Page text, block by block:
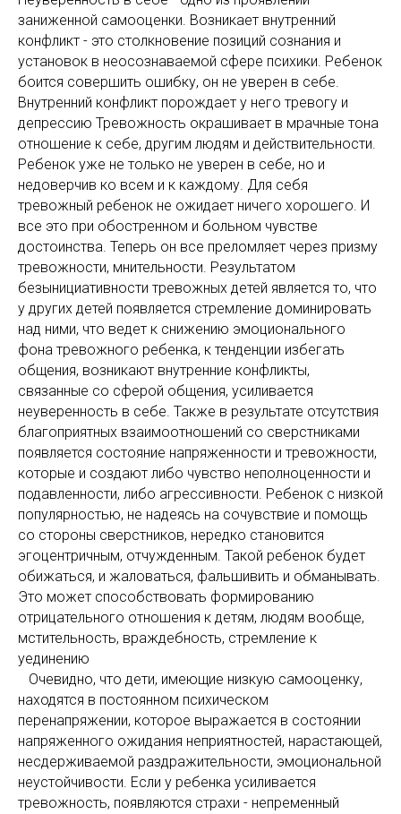
заниженной самооценки. Возникает внутренний
конфликт - это столкновение позиций сознания и
установок в неосознаваемой сфере психики. Ребенок
боится совершить ошибку, он не уверен в себе.
Внутренний конфликт порождает у него тревогу и
депрессию Тревожность окрашивает в мрачные тона
отношение к себе, другим людям и действительности.
Ребенок уже не только не уверен в себе, но и
недоверчив ко всем и к каждому. Для себя
тревожный ребенок не ожидает ничего хорошего. И
все это при обостренном и больном чувстве
достоинства. Теперь он все преломляет через призму
тревожности, мнительности. Результатом
безынициативности тревожных детей является то, что
у других детей появляется стремление доминировать
над ними, что ведет к снижению эмоционального
фона тревожного ребенка, к тенденции избегать
общения, возникают внутренние конфликты,
связанные со сферой общения, усиливается
неуверенность в себе. Также в результате отсутствия
благоприятных взаимоотношений со сверстниками
появляется состояние напряженности и тревожности,
которые и создают либо чувство неполноценности и
подавленности, либо агрессивности. Ребенок с низкой
популярностью, не надеясь на сочувствие и помощь
со стороны сверстников, нередко становится
эгоцентричным, отчужденным. Такой ребенок будет
обижаться, и жаловаться, фальшивить и обманывать.
Это может способствовать формированию
отрицательного отношения к детям, людям вообще,
мстительность, враждебность, стремление к
уединению
Очевидно, что дети, имеющие низкую самооценку,
находятся в постоянном психическом
перенапряжении, которое выражается в состоянии
напряженного ожидания неприятностей, нарастающей,
несдерживаемой раздражительности, эмоциональной
неустойчивости. Если у ребенка усиливается
тревожность, появляются страхи - непременный